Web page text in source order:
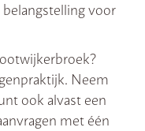
voor
Neem
ook alvast een
met één